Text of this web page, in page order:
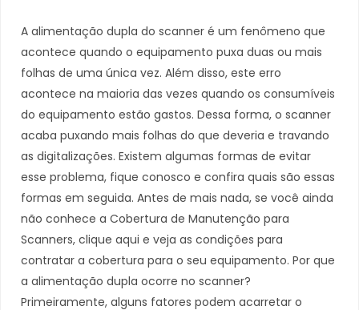
A alimentação dupla do scanner é um fenômeno que
acontece quando o equipamento puxa duas ou mais
folhas de uma única vez. Além disso, este erro
acontece na maioria das vezes quando os consumíveis
do equipamento estão gastos. Dessa forma, o scanner
acaba puxando mais folhas do que deveria e travando
as digitalizações. Existem algumas formas de evitar
esse problema, fique conosco e confira quais são essas
formas em seguida. Antes de mais nada, se você ainda
não conhece a Cobertura de Manutenção para
Scanners, clique aqui e veja as condições para
contratar a cobertura para o seu equipamento. Por que
a alimentação dupla ocorre no scanner?
Primeiramente, alguns fatores podem acarretar o